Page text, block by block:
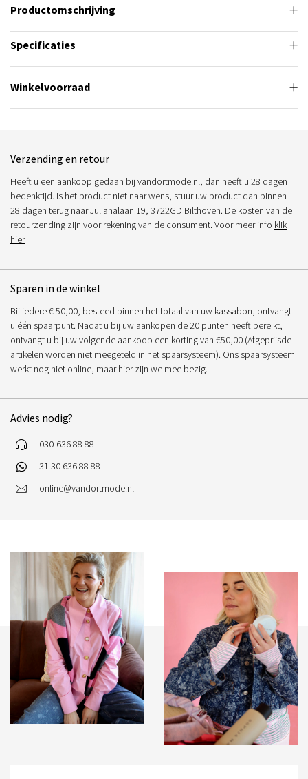
Productomschrijving
Specificaties
Winkelvoorraad
Verzending en retour
Heeft u een aankoop gedaan bij vandortmode.nl, dan heeft u 28 dagen
bedenktijd. Is het product niet naar wens, stuur uw product dan binnen
28 dagen terug naar Julianalaan 19, 3722GD Bilthoven. De kosten van de
retourzending zijn voor rekening van de consument. Voor meer info klik
hier
Sparen in de winkel
Bij iedere € 50,00, besteed binnen het totaal van uw kassabon, ontvangt
u één spaarpunt. Nadat u bij uw aankopen de 20 punten heeft bereikt,
ontvangt u bij uw volgende aankoop een korting van €50,00 (Afgeprijsde
artikelen worden niet meegeteld in het spaarsysteem). Ons spaarsysteem
werkt nog niet online, maar hier zijn we mee bezig.
Advies nodig?
030-636 88 88
31 30 636 88 88
online@vandortmode.nl